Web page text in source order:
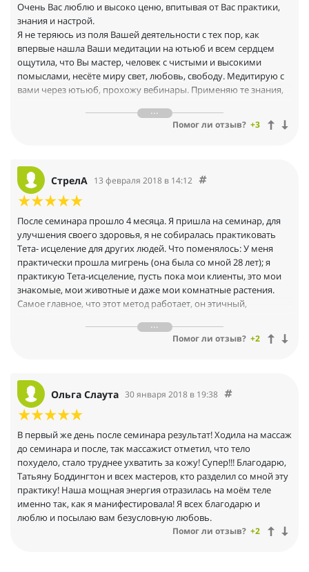
доделывать и т. д — это просто есть, проявленное! Вопросы по
Роду, которые оставались нерешенными долгие годы, начали
двигаться, четко вижу как меняются мои родные и близкие.
Очень Вас люблю и высоко ценю, впитывая от Вас практики,
знания и настрой.
Я не теряюсь из поля Вашей деятельности с тех пор, как
впервые нашла Ваши медитации на ютьюб и всем сердцем
ощутила, что Вы мастер, человек с чистыми и высокими
помыслами, несёте миру свет, любовь, свободу. Медитирую с
вами через ютьюб, прохожу вебинары. Применяю те знания,
чтобы больше людей знали Вас и то, как можно изящно и
легко менять обстоятельства и качество жизни. После
программу меня-человека, неровности, шероховатости и
раны моего поля и даже моей натуры сгладились, я ощущаю
себя так, как и должно быть: огромное многомерное сияющее
и лёгкое. Нет сомнений, куда идти, чего хочу, а чего точно не
хочу. Мои намерения все сейчас реализуются, а в душе цветёт
цветок силы, цельности, любви и красоты. Удивительные вещи
стали происходить, я замечаю, что меняюсь понемногу в
сторону своего истинного образа. Страхи растворяются,
исчезают боль и травмы души, я могу смело действовать,
рискуя даже, чтобы быть ближе к мечте. Чувствую, что
раскрываюсь как человек, как женщина, мама, друг —
многомерно. Поступаю и говорю всё ближе к тому, как
помощью. После сессии раскопки, которую Вы провели для
меня, изменения покатились с колоссальной скоростью. Муж,
сложный человек с дикими проблемами, перестал быть моим
беспокойством и тревогой. Я поддерживала весь год
нормальные тёплые отношения, много помогая и ему, и его
новой семье. Мощь происходящих со мной трансформаций
не даёт уснуть душе моей. Я наблюдаю, как же удивительно я
изменилась за последний год. Мне так радостно, что я люблю и
ощущаю себя женщиной. Очень вовремя пришли Ваши
вебинары в эти дни. В теле и тонких телах сейчас идут
позитивные изменения, и благодаря практикам, мне ещё
проще и гармоничнее. Не могу похвалиться, что
Помог ли отзыв? +3
СтрелА 13 февраля 2018 в 14:12
После семинара прошло 4 месяца. Я пришла на семинар, для
улучшения своего здоровья, я не собиралась практиковать
Тета- исцеление для других людей. Что поменялось: У меня
практически прошла мигрень (она была со мной 28 лет); я
практикую Тета-исцеление, пусть пока мои клиенты, это мои
знакомые, мои животные и даже мои комнатные растения.
Самое главное, что этот метод работает, он этичный,
Татьяна легко даёт материал и продолжает обучение: каждую
неделю мы собираемся на просторах интернета на вебинарах.
Помог ли отзыв? +2
Ольга Слаута 30 января 2018 в 19:38
В первый же день после семинара результат! Ходила на массаж
до семинара и после, так массажист отметил, что тело
похудело, стало труднее ухватить за кожу! Супер!!! Благодарю,
Татьяну Боддингтон и всех мастеров, кто разделил со мной эту
практику! Наша мощная энергия отразилась на моём теле
именно так, как я манифестировала! Я всех благодарю и
люблю и посылаю вам безусловную любовь.
Помог ли отзыв? +2